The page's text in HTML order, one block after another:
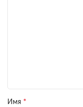
Имя *